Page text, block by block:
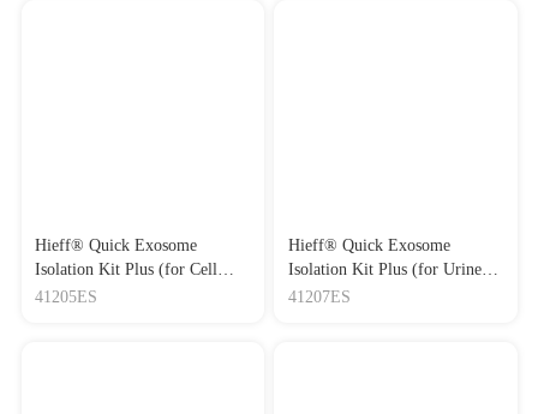
Hieff® Quick Exosome
Isolation Kit Plus (for Cell
Culture Media) 细胞培养上清
41205ES
Hieff® Quick Exosome
Isolation Kit Plus (for Urine)
尿液外泌体快速提取分离试
41207ES